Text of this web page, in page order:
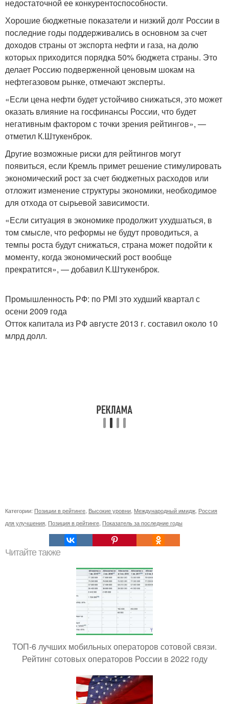
недостаточной ее конкурентоспособности.
Хорошие бюджетные показатели и низкий долг России в
последние годы поддерживались в основном за счет
доходов страны от экспорта нефти и газа, на долю
которых приходится порядка 50% бюджета страны. Это
делает Россию подверженной ценовым шокам на
нефтегазовом рынке, отмечают эксперты.
«Если цена нефти будет устойчиво снижаться, это может
оказать влияние на госфинансы России, что будет
негативным фактором с точки зрения рейтингов», —
отметил К.Штукенброк.
Другие возможные риски для рейтингов могут
появиться, если Кремль примет решение стимулировать
экономический рост за счет бюджетных расходов или
отложит изменение структуры экономики, необходимое
для отхода от сырьевой зависимости.
«Если ситуация в экономике продолжит ухудшаться, в
том смысле, что реформы не будут проводиться, а
темпы роста будут снижаться, страна может подойти к
моменту, когда экономический рост вообще
прекратится», — добавил К.Штукенброк.
Промышленность РФ: по PMI это худший квартал с
осени 2009 года
Отток капитала из РФ августе 2013 г. составил около 10
млрд долл.
Категории: Позиции в рейтинге Высокие уровни Международный имидж Россия
для улучшения Позиция в рейтинге Показатель за последние годы
Читайте также
ТОП-6 лучших мобильных операторов сотовой связи.
Рейтинг сотовых операторов России в 2022 году